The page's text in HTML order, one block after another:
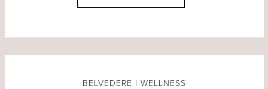
BELVEDERE | WELLNESS